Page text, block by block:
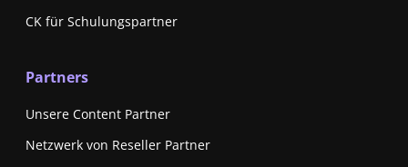
CK für Schulungspartner
Partners
Unsere Content Partner
Netzwerk von Reseller Partner